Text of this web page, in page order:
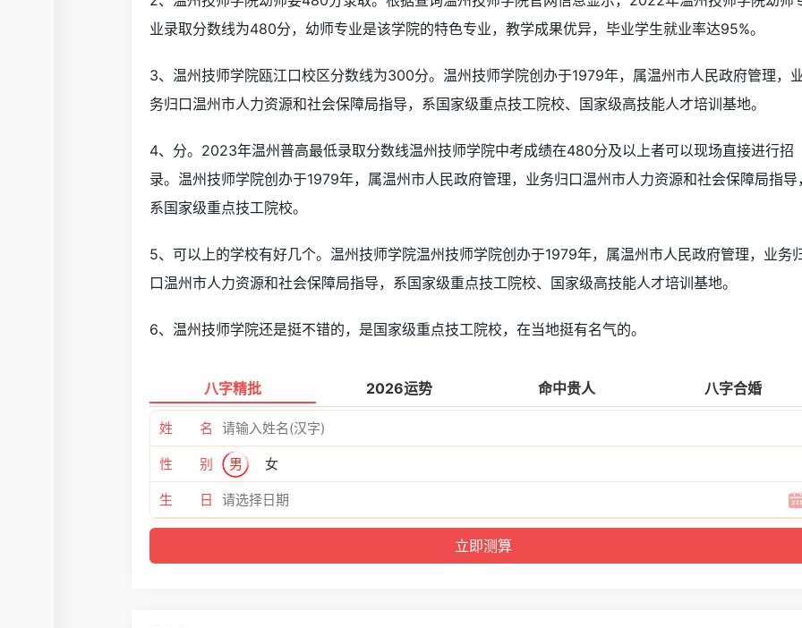
业录取分数线为480分，幼师专业是该学院的特色专业，教学成果优异，毕业学生就业率达95%。
3、温州技师学院瓯江口校区分数线为300分。温州技师学院创办于1979年，属温州市人民政府管理，
务归口温州市人力资源和社会保障局指导，系国家级重点技工院校、国家级高技能人才培训基地。
4、分。2023年温州普高最低录取分数线温州技师学院中考成绩在480分及以上者可以现场直接进行招
录。温州技师学院创办于1979年，属温州市人民政府管理，业务归口温州市人力资源和社会保障局指导
系国家级重点技工院校。
5、可以上的学校有好几个。温州技师学院温州技师学院创办于1979年，属温州市人民政府管理，业务
口温州市人力资源和社会保障局指导，系国家级重点技工院校、国家级高技能人才培训基地。
6、温州技师学院还是挺不错的，是国家级重点技工院校，在当地挺有名气的。
八字精批 2026运势 命中贵人 八字合婚
姓 名
性 别 男 女
生 日